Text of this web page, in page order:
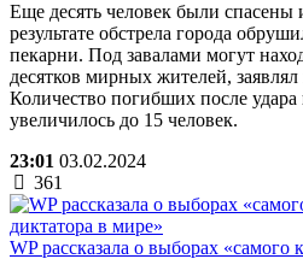
Еще десять человек были спасены
результате обстрела города
пекарни. Под завалами могут
десятков мирных жителей,
Количество погибших после
увеличилось до 15 человек.
23:01 03.02.2024
361
WP рассказала о выборах «самого